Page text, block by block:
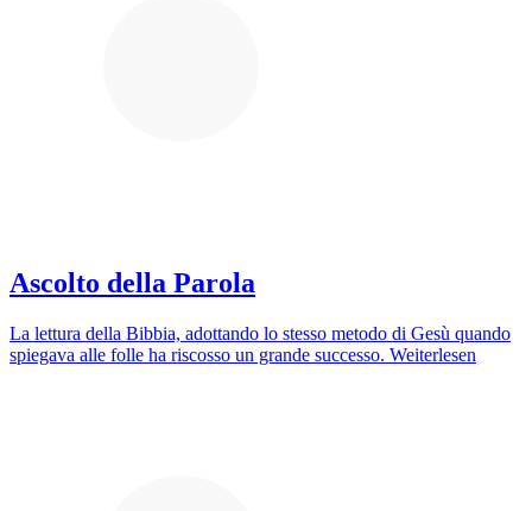
Ascolto della Parola
La lettura della Bibbia, adottando lo stesso metodo di Gesù quando
spiegava alle folle ha riscosso un grande successo. Weiterlesen